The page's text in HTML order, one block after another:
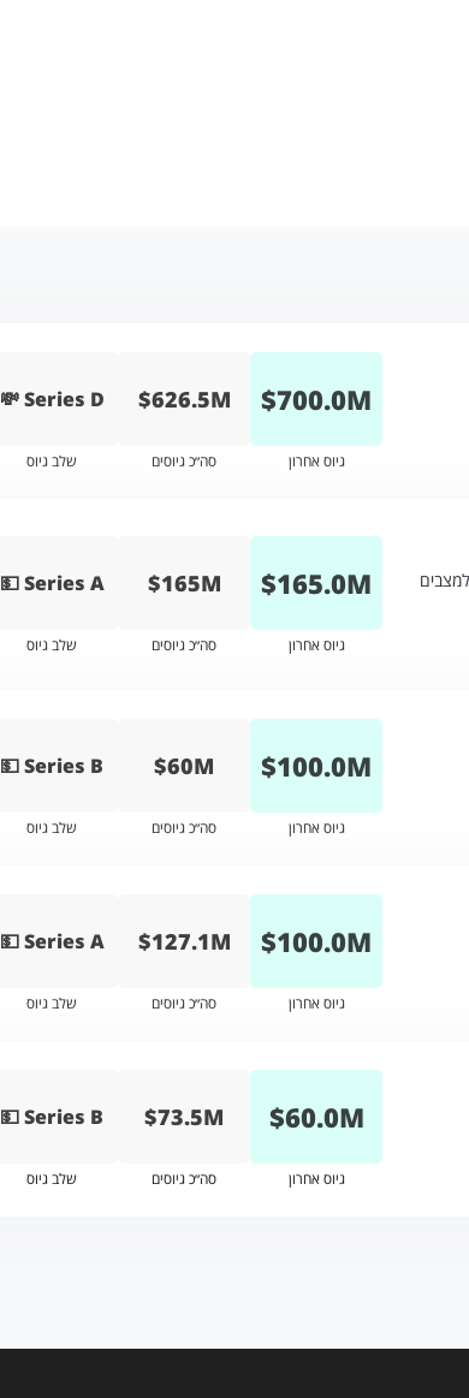
M
700.0
$
גיוס אחרון
$626.5M
סה״כ גיוסים
💸 Series D
שלב גיוס
M
165.0
$
גיוס אחרון
$165M
סה״כ גיוסים
💵 Series A
שלב גיוס
M
100.0
$
גיוס אחרון
$60M
סה״כ גיוסים
💵 Series B
שלב גיוס
M
100.0
$
גיוס אחרון
$127.1M
סה״כ גיוסים
💵 Series A
שלב גיוס
M
60.0
$
גיוס אחרון
$73.5M
סה״כ גיוסים
💵 Series B
שלב גיוס